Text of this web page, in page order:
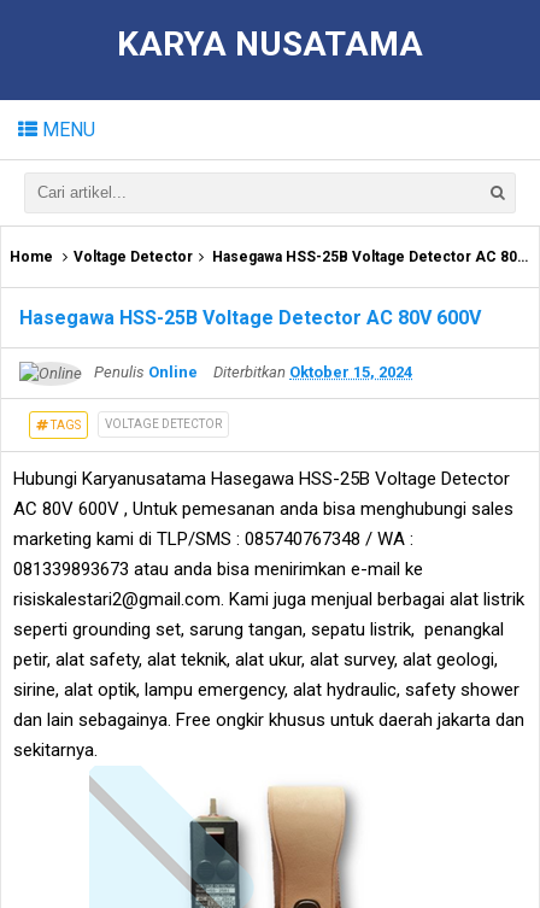
KARYA NUSATAMA
MENU
Home Voltage Detector Hasegawa HSS-25B Voltage Detector AC 80V 600V
Hasegawa HSS-25B Voltage Detector AC 80V 600V
Penulis Online Diterbitkan Oktober 15, 2024
TAGS VOLTAGE DETECTOR
Hubungi Karyanusatama Hasegawa HSS-25B Voltage Detector
AC 80V 600V , Untuk pemesanan anda bisa menghubungi sales
marketing kami di TLP/SMS : 085740767348 / WA :
081339893673 atau anda bisa menirimkan e-mail ke
risiskalestari2@gmail.com. Kami juga menjual berbagai alat listrik
seperti grounding set, sarung tangan, sepatu listrik, penangkal
petir, alat safety, alat teknik, alat ukur, alat survey, alat geologi,
sirine, alat optik, lampu emergency, alat hydraulic, safety shower
dan lain sebagainya. Free ongkir khusus untuk daerah jakarta dan
sekitarnya.